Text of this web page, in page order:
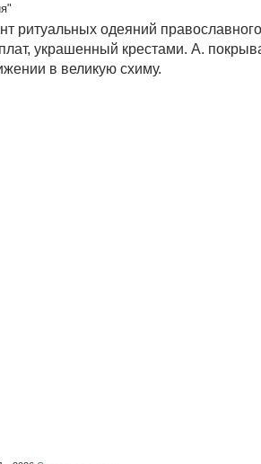
ритуальных одеяний
украшенный крестами. А.
в великую схиму.